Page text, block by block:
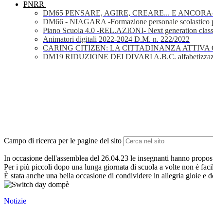
PNRR
DM65 PENSARE, AGIRE, CREARE... E
DM66 - NIAGARA -Formazione personale scolastico
Piano Scuola 4.0 -REL.AZIONI- Next generation class
Animatori digitali 2022-2024 D.M. n. 222/2022
CARING CITIZEN: LA CITTADINANZA ATTIVA
DM19 RIDUZIONE DEI DIVARI A.B.C.
Campo di ricerca per le pagine del sito
In occasione dell'assemblea del 26.04.23 le insegnanti hanno
Per i più piccoli dopo una lunga giornata di scuola a volte non è
È stata anche una bella occasione di condividere in allegria gioie
Notizie